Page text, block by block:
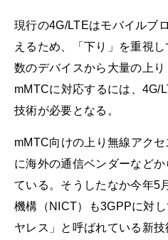
現行の4G/LTEはモバイルブ
えるため、「下り」を重視
数のデバイスから大量の上
mMTCに対応するには、4G/
技術が必要となる。
mMTC向けの上り無線アク
に海外の通信ベンダーなど
ている。そうしたなか今年5
機構（NICT）も3GPPに対
ヤレス」と呼ばれている新